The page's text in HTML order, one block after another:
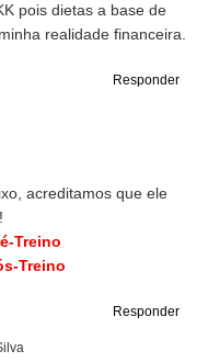
pois dietas a base de
realidade financeira.
Responder
acreditamos que ele
Treino
Treino
Responder